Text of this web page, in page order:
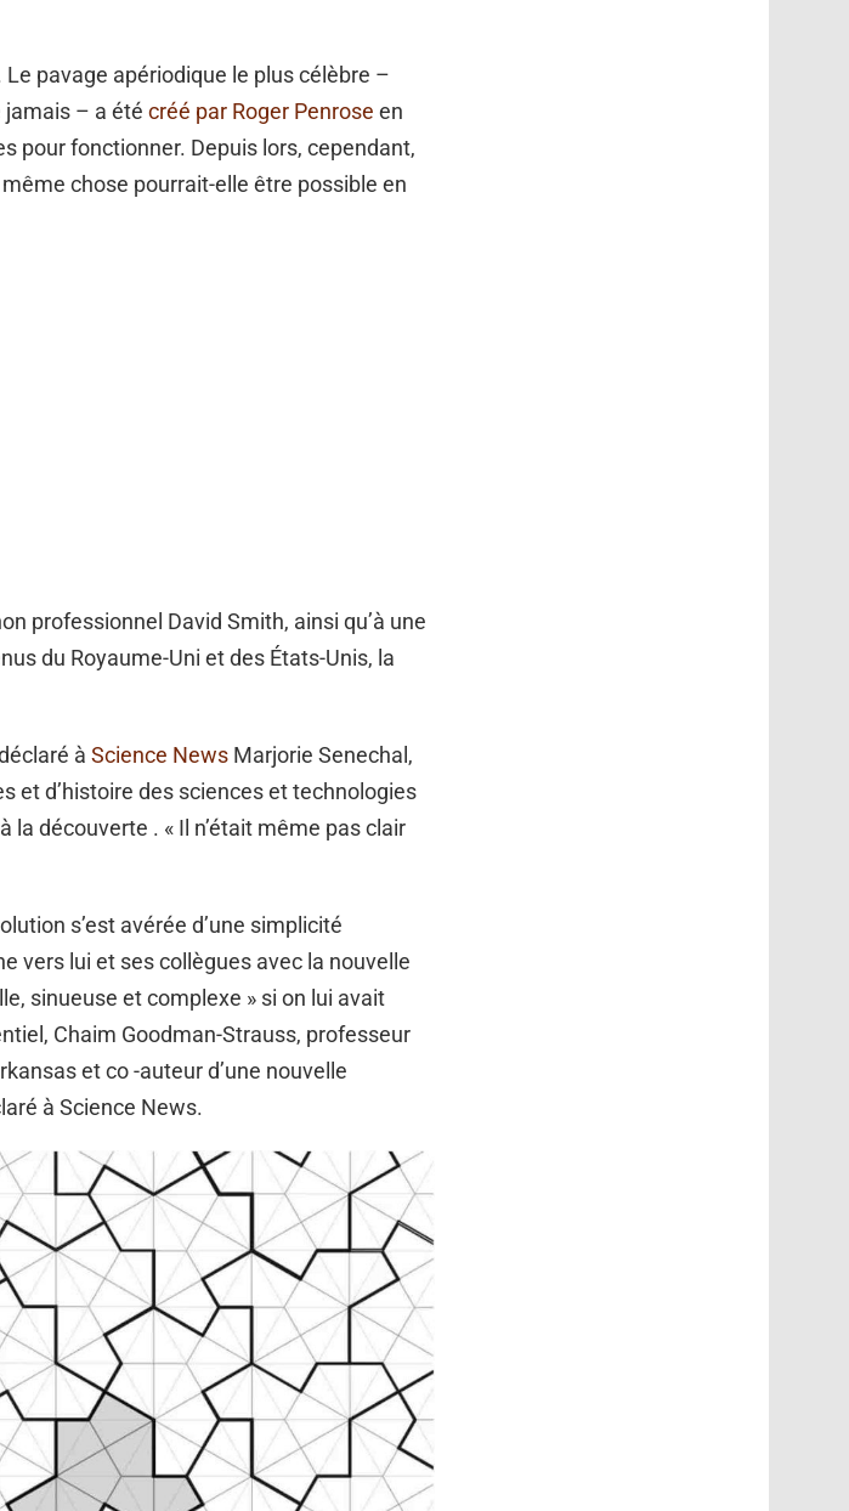
Le pavage apériodique le plus célèbre –
jamais – a été créé par Roger Penrose en
pour fonctionner. Depuis lors, cependant,
chose pourrait-elle être possible en
professionnel David Smith, ainsi qu’à une
du Royaume-Uni et des États-Unis, la
à Science News Marjorie Senechal,
et d’histoire des sciences et technologies
la découverte . « Il n’était même pas clair
s’est avérée d’une simplicité
vers lui et ses collègues avec la nouvelle
sinueuse et complexe » si on lui avait
Chaim Goodman-Strauss, professeur
et co -auteur d’une nouvelle
à Science News.